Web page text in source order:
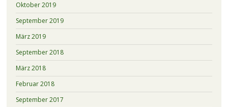
Oktober 2019
September 2019
März 2019
September 2018
März 2018
Februar 2018
September 2017